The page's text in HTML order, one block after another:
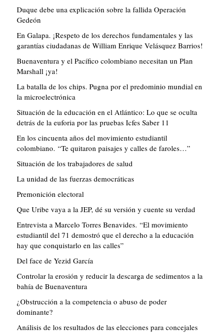
Duque debe una explicación sobre la fallida Operación
Gedeón
En Galapa. ¡Respeto de los derechos fundamentales y las
garantías ciudadanas de William Enrique Velásquez Barrios!
Buenaventura y el Pacífico colombiano necesitan un Plan
Marshall ¡ya!
La batalla de los chips. Pugna por el predominio mundial en
la microelectrónica
Situación de la educación en el Atlántico: Lo que se oculta
detrás de la euforia por las pruebas Icfes Saber 11
En los cincuenta años del movimiento estudiantil
colombiano. “Te quitaron paisajes y calles de faroles…”
Situación de los trabajadores de salud
La unidad de las fuerzas democráticas
Premonición electoral
Que Uribe vaya a la JEP, dé su versión y cuente su verdad
Entrevista a Marcelo Torres Benavides. “El movimiento
estudiantil del 71 demostró que el derecho a la educación
hay que conquistarlo en las calles”
Del face de Yezid García
Controlar la erosión y reducir la descarga de sedimentos a la
bahía de Buenaventura
¿Obstrucción a la competencia o abuso de poder
dominante?
Análisis de los resultados de las elecciones para concejales